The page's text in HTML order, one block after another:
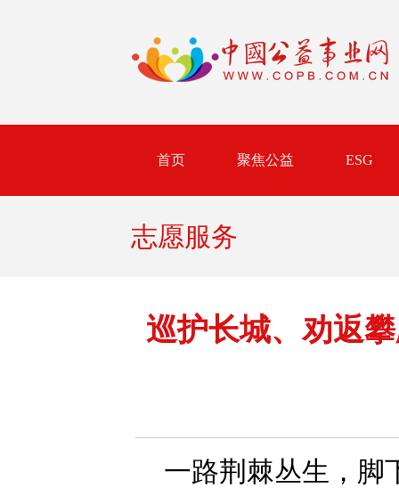
首页 聚焦公益 ESG
志愿服务
巡护长城、劝返
一路荆棘丛生，脚